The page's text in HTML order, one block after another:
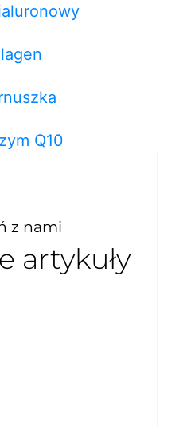
Q10
z nami
artykuły